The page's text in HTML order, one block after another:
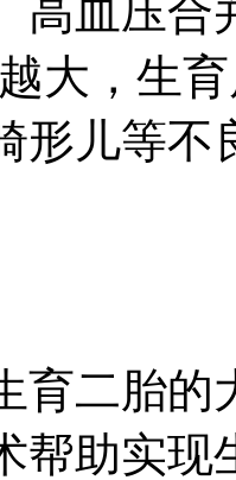
高血压合
大，生
形儿等不
二胎的
帮助实